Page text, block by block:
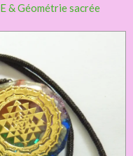
& Géométrie sacrée